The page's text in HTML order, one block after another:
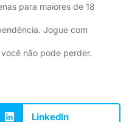
para maiores de 18
Jogue com
não pode perder.
LinkedIn